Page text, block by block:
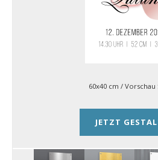
60x40 cm / Vorschau
JETZT